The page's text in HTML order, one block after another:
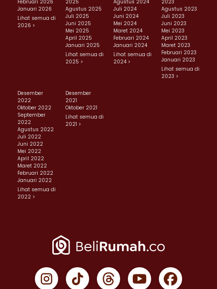
Februari 2026
Januari 2026
Lihat semua di
2026 >
2025
Agustus 2025
Juli 2025
Juni 2025
Mei 2025
April 2025
Januari 2025
Lihat semua di
2025 >
Agustus 2024
Juli 2024
Juni 2024
Mei 2024
Maret 2024
Februari 2024
Januari 2024
Lihat semua di
2024 >
2023
Agustus 2023
Juli 2023
Juni 2023
Mei 2023
April 2023
Maret 2023
Februari 2023
Januari 2023
Lihat semua di
2023 >
Desember
2022
Oktober 2022
September
2022
Agustus 2022
Juli 2022
Juni 2022
Mei 2022
April 2022
Maret 2022
Februari 2022
Januari 2022
Lihat semua di
2022 >
Desember
2021
Oktober 2021
Lihat semua di
2021 >